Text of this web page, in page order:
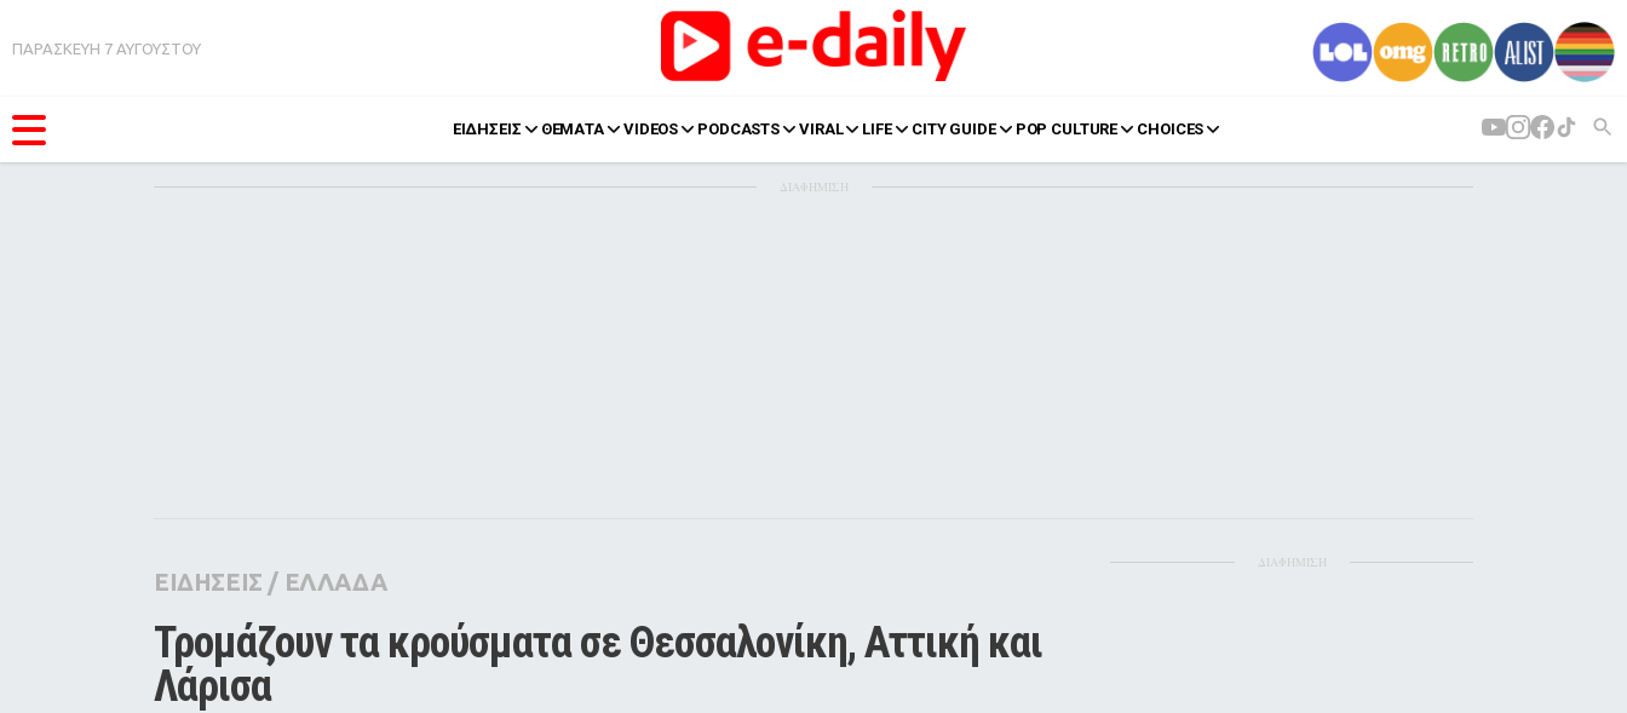
ΠΑΡΑΣΚΕΥΗ 7 ΑΥΓΟΥΣΤΟΥ
ΕΙΔΗΣΕΙΣ ΘΕΜΑΤΑ VIDEOS PODCASTS VIRAL LIFE CITY GUIDE POP CULTURE CHOICES
Pop Culture
Agenda
ΔΙΑΦΗΜΙΣΗ
ΕΙΔΗΣΕΙΣ / ΕΛΛΑΔΑ
Τρομάζουν τα κρούσματα σε Θεσσαλονίκη, Αττική και
Λάρισα
ΔΙΑΦΗΜΙΣΗ